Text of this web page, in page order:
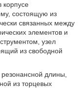
состоящую из
связанных между
элементов и
узел
из свободной
длины,
из торцевых